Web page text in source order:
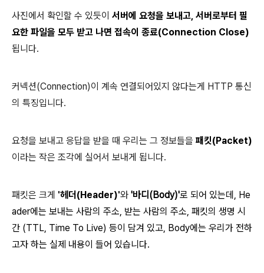
사진에서 확인할 수 있듯이 서버에 요청을 보내고, 서버로부터 필
요한 파일을 모두 받고 나면 접속이 종료(Connection Close)
됩니다.
커넥션(Connection)이 계속 연결되어있지 않다는게 HTTP 통신
의 특징입니다.
요청을 보내고 응답을 받을 때 우리는 그 정보들을 패킷(Packet)
이라는 작은 조각에 실어서 보내게 됩니다.
패킷은 크게 '헤더(Header)'와 '바디(Body)'로 되어 있는데, He
ader에는 보내는 사람의 주소, 받는 사람의 주소, 패킷의 생명 시
간 (TTL, Time To Live) 등이 담겨 있고, Body에는 우리가 전하
고자 하는 실제 내용이 들어 있습니다.